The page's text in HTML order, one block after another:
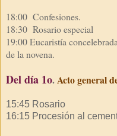
18:00 Confesiones.
18:30 Rosario especial
19:00 Eucaristía
de la novena.
Del día 1o.Acto general
15:45 Rosario
16:15 Procesión al